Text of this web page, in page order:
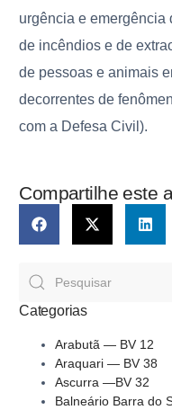
urgência e emergência
de incêndios e de
de pessoas e animais
decorrentes de
com a Defesa Civil).
Compartilhe este
Categorias
Arabutã — BV 12
Araquari — BV 38
Ascurra —BV 32
Balneário Barra do